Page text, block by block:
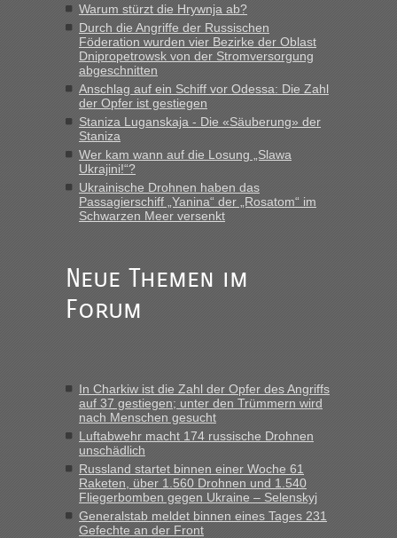
MHG1023 inBerichte und Reisetipps • Re: Mit dem Zug in
die Ukraine
„Man sollte aber explizit dazu schreiben, daß es ein Zug von
LeoExpress ist - und nur auf deren Webseite kann man die
Fahrkarten kaufen. Zumindest ist es die erste Umsteigefreie
Verbindung von Deutschland...“
Recht, Visa und Dokumente • Re: Deklaration
gebrauchter Kleidung beim Zoll
„Vielen Dank, mit einem Briefchen meiner Frau im Gepäck
gab es keine Probleme“
fast 11 Milliarden aufgedeckt
„Am besten wäre natürlich, wenn die Frau mit dabei ist.
Alleinreisende Männer stehen schließlich immer unter
Milliarden aufgedeckt
„Kein Zoll. Du musst an sich nur sagen dass das privat ist
und du nicht damit handeln willst. So lange das nicht
Originalverpackt ist und ersichlich das nicht neu sollte es
keine Probleme geben“
Recht, Visa und Dokumente • Deklaration
gebrauchter Kleidung beim Zoll
Warum stürzt die Hrywnja ab?
Durch die Angriffe der Russischen
Föderation wurden vier Bezirke der Oblast
Dnipropetrowsk von der Stromversorgung
abgeschnitten
Anschlag auf ein Schiff vor Odessa: Die Zahl
der Opfer ist gestiegen
Staniza Luganskaja - Die «Säuberung» der
Staniza
Wer kam wann auf die Losung „Slawa
Ukrajini!“?
Ukrainische Drohnen haben das
Passagierschiff „Yanina“ der „Rosatom“ im
Schwarzen Meer versenkt
Neue Themen im
Forum
In Charkiw ist die Zahl der Opfer des Angriffs
auf 37 gestiegen; unter den Trümmern wird
nach Menschen gesucht
Luftabwehr macht 174 russische Drohnen
unschädlich
Russland startet binnen einer Woche 61
Raketen, über 1.560 Drohnen und 1.540
Fliegerbomben gegen Ukraine – Selenskyj
Generalstab meldet binnen eines Tages 231
Gefechte an der Front